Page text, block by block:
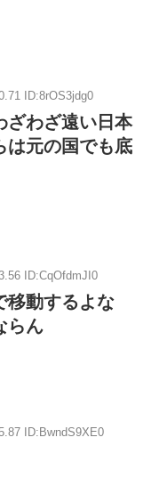
ID:8rOS3jdg0
ざわざ遠い日本
は元の国でも底
ID:CqOfdmJI0
移動するよな
らん
ID:BwndS9XE0